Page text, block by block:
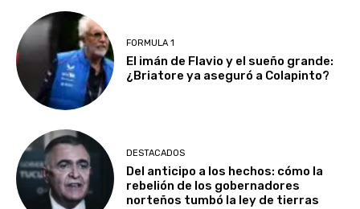
FORMULA 1
El imán de Flavio y el sueño grande:
¿Briatore ya aseguró a Colapinto?
DESTACADOS
Del anticipo a los hechos: cómo la
rebelión de los gobernadores
norteños tumbó la ley de tierras